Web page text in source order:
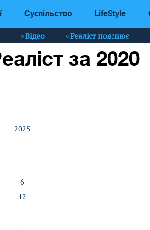
Суспільство LifeStyle
Відео Реаліст пояснює
за 2020
2025
6
12